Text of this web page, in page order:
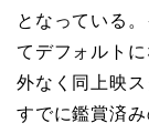
となっている
てデフォルト
外なく同上映ス
すでに鑑賞済